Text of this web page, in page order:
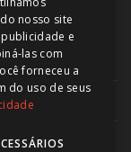
nosso site
e
las com
forneceu a
do uso de seus